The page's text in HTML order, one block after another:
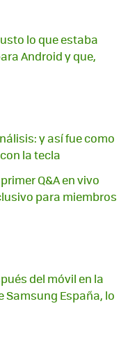
lo que estaba
Android y que,
y así fue como
la tecla
Q&A en vivo
para miembros
del móvil en la
Samsung España, lo